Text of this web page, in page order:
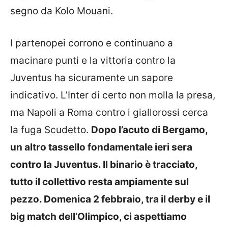
segno da Kolo Mouani.
I partenopei corrono e continuano a
macinare punti e la vittoria contro la
Juventus ha sicuramente un sapore
indicativo. L’Inter di certo non molla la presa,
ma Napoli a Roma contro i giallorossi cerca
la fuga Scudetto. Dopo l’acuto di Bergamo,
un altro tassello fondamentale ieri sera
contro la Juventus. Il binario è tracciato,
tutto il collettivo resta ampiamente sul
pezzo. Domenica 2 febbraio, tra il derby e il
big match dell’Olimpico, ci aspettiamo